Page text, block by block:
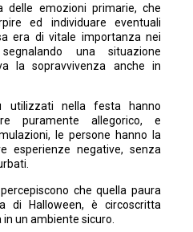
emozioni primarie, che
ed individuare eventuali
era di vitale importanza nei
una situazione
la sopravvivenza anche in
utilizzati nella festa hanno
puramente allegorico, e
le persone hanno la
esperienze negative, senza
che quella paura
di Halloween, è circoscritta
un ambiente sicuro.